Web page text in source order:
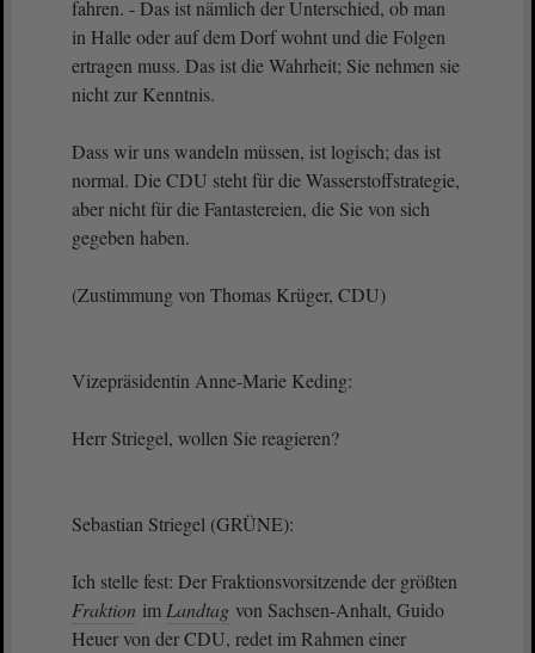
fahren. - Das ist nämlich der Unterschied, ob man
in Halle oder auf dem Dorf wohnt und die Folgen
ertragen muss. Das ist die Wahrheit; Sie nehmen sie
nicht zur Kenntnis.
Dass wir uns wandeln müssen, ist logisch; das ist
normal. Die CDU steht für die Wasserstoffstrategie,
aber nicht für die Fantastereien, die Sie von sich
gegeben haben.
(Zustimmung von Thomas Krüger, CDU)
Vizepräsidentin Anne-Marie Keding:
Herr Striegel, wollen Sie reagieren?
Sebastian Striegel (GRÜNE):
Ich stelle fest: Der Fraktionsvorsitzende der größten
Fraktion im Landtag von Sachsen-Anhalt, Guido
Heuer von der CDU, redet im Rahmen einer